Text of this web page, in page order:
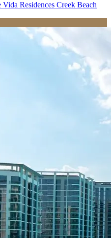
Residences Creek Beach